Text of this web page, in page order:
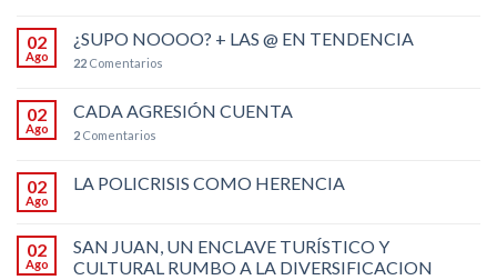
02
Ago
¿SUPO NOOOO? + LAS @ EN TENDENCIA
22 Comentarios
02
Ago
CADA AGRESIÓN CUENTA
2 Comentarios
02
Ago
LA POLICRISIS COMO HERENCIA
02
Ago
SAN JUAN, UN ENCLAVE TURÍSTICO Y
CULTURAL RUMBO A LA DIVERSIFICACION